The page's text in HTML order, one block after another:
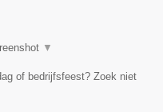
▼
of bedrijfsfeest? Zoek niet